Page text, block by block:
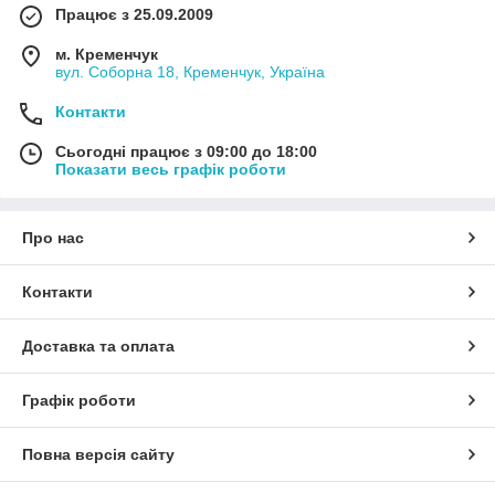
Працює з 25.09.2009
м. Кременчук
вул. Соборна 18, Кременчук, Україна
Контакти
Сьогодні працює з 09:00 до 18:00
Показати весь графік роботи
Про нас
Контакти
Доставка та оплата
Графік роботи
Повна версія сайту